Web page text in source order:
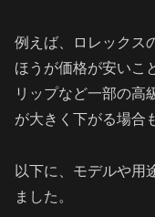
例えば、ロレックス
ほうが価格が安いこ
リップなど一部の高
が大きく下がる場合
以下に、モデルや用
ました。